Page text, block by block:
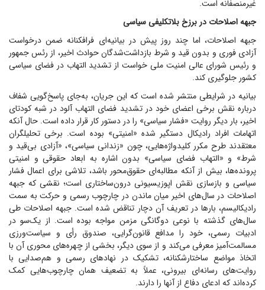
غیرمنصفانه است.
جبهه اصلاحات در برزخ بلاتکلیفی سیاسی
جبهه اصلاحات، اما چند روز پیش در بیانیه‌ای فرافکنانه ضمن درخواست
آزادی فوری و بدون قید و شرط بازداشت‌شدگان حوادث اخیر، از رئس جمهور
و رئیس شورای عالی امنیت ملی خواست از تشدید التهاب در فضای سیاسی
کشور جلوگیری کند.
بیانیه در شرایطی منتشر شده است که این جریان، به‌جای پاسخ‌گویی شفاف
درباره نقش برخی اعضای خود در تشدید فضای التهاب آلود در شبه کودتای
اخیر، بار دیگر روایت «فشار سیاسی» را در دستور کار قرار داده است. حال آنکه
اتهامات افراد رادیکال دستگیر شده «امنیتی» بوده است. برخی تحلیلگران
معتقدند طرح مکرر کلیدواژه‌هایی، چون «زندانی سیاسی»، «آزادی بی‌قید و
شرط» و «التهاب فضای سیاسی» بدون اشاره به ابعاد حقوقی و امنیتی
پرونده‌ها، بیش از آنکه مطالبه‌ای حقوق‌محور باشد، تلاشی برای اعمال فشار
سیاسی و بازسازی نقش اپوزیسیونی درون‌ساختاری است؛ نقشی که جبهه
اصلاحات در سال‌های اخیر میان ماندن در چارچوب رسمی و حرکت به سمت
رادیکالیسم، بار‌ها در تعریف آن دچار تناقض شده است. جبهه اصلاحات طی
سال‌های گذشته با نوعی دوگانگی مزمن مواجه بوده است. از یک‌سو در
ادبیات رسمی، خود را مدافع قانون‌گرایی، صندوق رأی و سیاست‌ورزی
مسالمت‌آمیز معرفی می‌کند و از سوی دیگر، بخشی از چهره‌های محوری آن با
اتخاذ مواضع ساختارشکنانه، تشکیک در نهاد‌های رسمی و هم‌صدایی با
روایت‌های رسانه‌ای بیرونی، عملاً به تضعیف همان چارچوب‌هایی کمک
کرده‌اند که ادعای دفاع از آنها را دارند.